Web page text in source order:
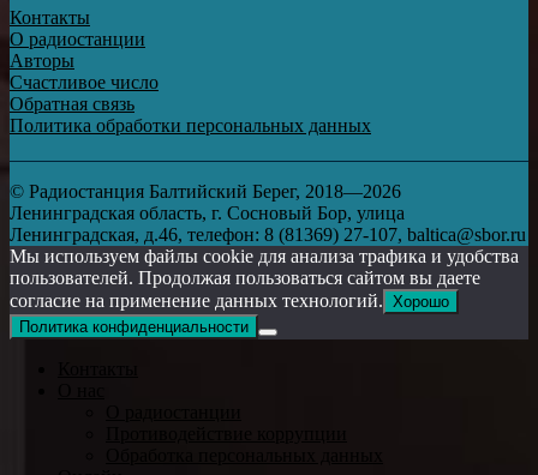
Контакты
О радиостанции
Авторы
Счастливое число
Обратная связь
Политика обработки персональных данных
© Радиостанция Балтийский Берег, 2018—2026
Ленинградская область, г. Сосновый Бор, улица
Ленинградская, д.46, телефон: 8 (81369) 27-107, baltica@sbor.ru
Мы используем файлы cookie для анализа трафика и удобства
пользователей. Продолжая пользоваться сайтом вы даете
согласие на применение данных технологий. Хорошо
Политика конфиденциальности